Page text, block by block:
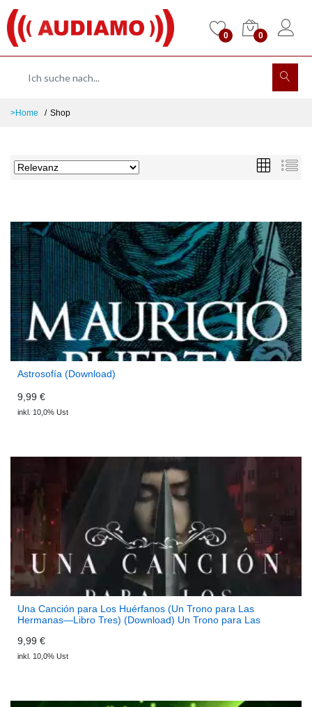
0 0
>Home Shop
Astrosofía (Download)
9,99 €
inkl. 10,0% Ust
Una Canción para Los Huérfanos (Un Trono para Las
Hermanas—Libro Tres) (Download) Un Trono para Las
9,99 €
inkl. 10,0% Ust